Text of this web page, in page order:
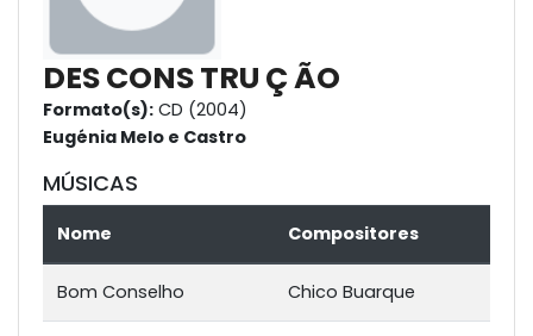
DES CONS TRU Ç ÃO
Formato(s): CD (2004)
Eugénia Melo e Castro
MÚSICAS
Nome Compositores
Bom Conselho Chico Buarque